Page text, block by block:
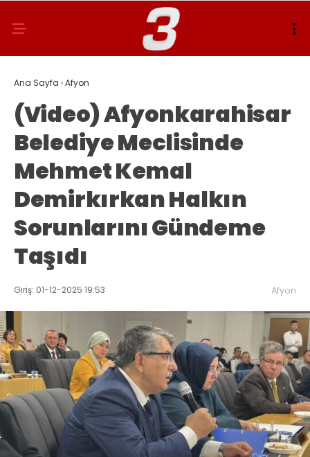
Ana Sayfa ›Afyon
(Video) Afyonkarahisar
Belediye Meclisinde
Mehmet Kemal
Demirkırkan Halkın
Sorunlarını Gündeme
Taşıdı
Giriş: 01-12-2025 19:53 Afyon